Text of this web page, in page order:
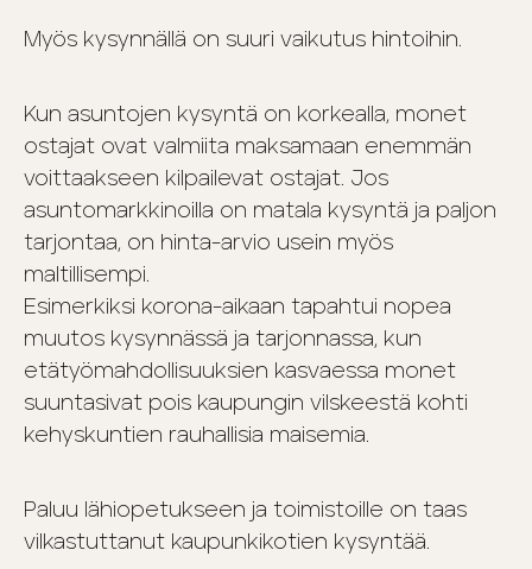
Myös kysynnällä on suuri vaikutus hintoihin.
Kun asuntojen kysyntä on korkealla, monet
ostajat ovat valmiita maksamaan enemmän
voittaakseen kilpailevat ostajat. Jos
asuntomarkkinoilla on matala kysyntä ja paljon
tarjontaa, on hinta-arvio usein myös
maltillisempi.
Esimerkiksi korona-aikaan tapahtui nopea
muutos kysynnässä ja tarjonnassa, kun
etätyömahdollisuuksien kasvaessa monet
suuntasivat pois kaupungin vilskeestä kohti
kehyskuntien rauhallisia maisemia.
Paluu lähiopetukseen ja toimistoille on taas
vilkastuttanut kaupunkikotien kysyntää.